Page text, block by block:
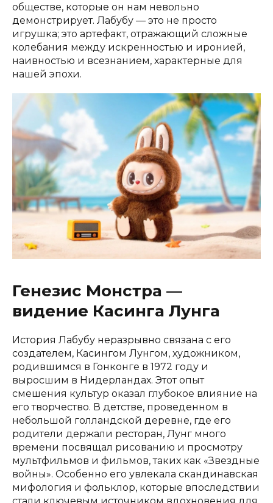
обществе, которые он нам невольно
демонстрирует. Лабубу — это не просто
игрушка; это артефакт, отражающий сложные
колебания между искренностью и иронией,
наивностью и всезнанием, характерные для
нашей эпохи.
Генезис Монстра —
видение Касинга Лунга
История Лабубу неразрывно связана с его
создателем, Касингом Лунгом, художником,
родившимся в Гонконге в 1972 году и
выросшим в Нидерландах. Этот опыт
смешения культур оказал глубокое влияние на
его творчество. В детстве, проведенном в
небольшой голландской деревне, где его
родители держали ресторан, Лунг много
времени посвящал рисованию и просмотру
мультфильмов и фильмов, таких как «Звездные
войны». Особенно его увлекала скандинавская
мифология и фольклор, которые впоследствии
стали ключевым источником вдохновения для